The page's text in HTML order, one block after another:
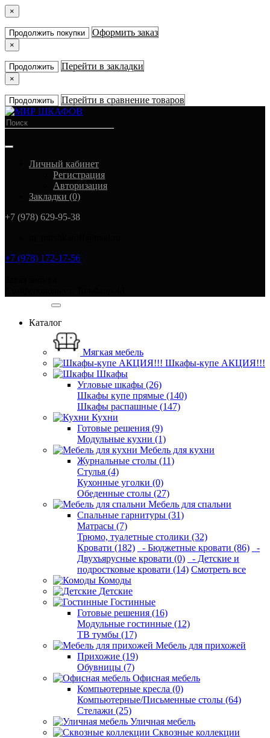
×
Продолжить покупки Оформить заказ
×
Продолжить Перейти в закладки
×
Продолжить Перейти в сравнение товаров
Личный кабинет
Регистрация
Авторизация
Закладки (0)
+7 (978) 629-95-38
+7 (978) 172-17-56
Каталог
Мягкая мебель
Шкафы-купе АКЦИЯ!!!
Шкафы
Угловые шкафы (26)
Шкафы купе прямые (140)
Шкафы распашные (147)
Кухни
Готовые решения (9)
Модульные кухни (1)
Мебель для кухни
Журнальные столы (11)
Стулья (4)
Кухонные уголки (0)
Обеденные столы (27)
Мебель для спальни
Спальные гарнитуры (31)
Матрасы (7)
Трюмо, туалетные столики (32)
Кровати (182)
- Бюджетные кровати (86)
-
Двухъярусные кровати (0)
- Детские и
подростковые кровати (14) Смотреть все
Комоды
Детские
Гостинные
Готовые решения (16)
Модульные гостинные (12)
ТВ тумбы (17)
Мебель для прихожей
Прихожие (19)
Обувницы (7)
Офисная мебель
Компьютерные кресла (0)
Компьютерные/Письменные столы (64)
Стелажи (25)
Уличная мебель
Сквозные коллекции